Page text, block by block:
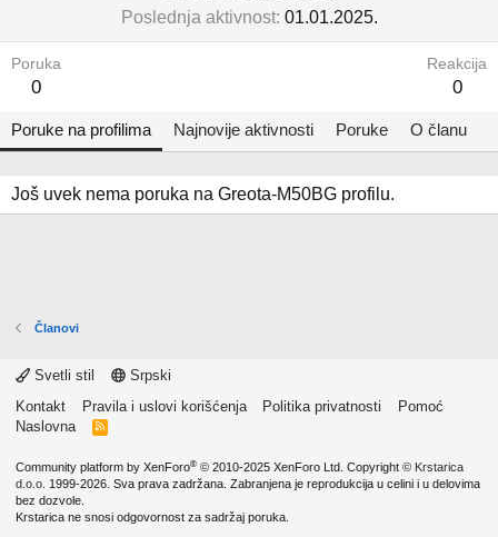
Poslednja aktivnost 01.01.2025.
Poruka
0
Reakcija
0
Poruke na profilima Najnovije aktivnosti Poruke O članu
Još uvek nema poruka na Greota-M50BG profilu.
Članovi
Svetli stil
Srpski
Kontakt
Pravila i uslovi korišćenja Politika privatnosti
Pomoć
Naslovna
R
Community platform by XenForo® © 2010-2025 XenForo Ltd. Copyright © Krstarica
d.o.o. 1999-2026. Sva prava zadržana. Zabranjena je reprodukcija u celini i u delovima
bez dozvole.
Krstarica ne snosi odgovornost za sadržaj poruka.